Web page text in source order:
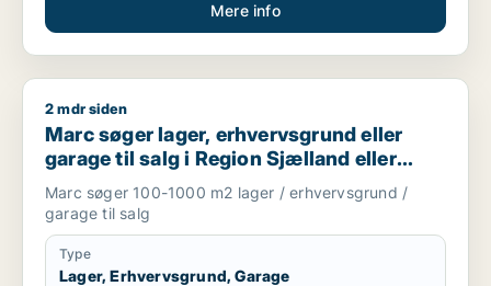
Mere info
Marc søger lager, erhvervsgrund eller garage til salg i
2 mdr siden
Marc søger lager, erhvervsgrund eller
garage til salg i Region Sjælland eller
Nordsjælland
Marc søger 100-1000 m2 lager / erhvervsgrund /
garage til salg
Type
Lager, Erhvervsgrund, Garage